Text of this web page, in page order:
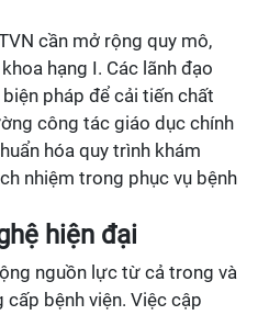
cần mở rộng quy mô,
hạng I. Các lãnh đạo
pháp để cải tiến chất
công tác giáo dục chính
hóa quy trình khám
nhiệm trong phục vụ bệnh
hiện đại
nguồn lực từ cả trong và
bệnh viện. Việc cập